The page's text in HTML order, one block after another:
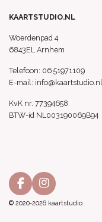
KAARTSTUDIO.NL
Woerdenpad 4
6843EL Arnhem
Telefoon: 06 51971109
E-mail: info@kaartstudio.nl
KvK nr. 77394658
BTW-id NL003190069B94
F
a
I
n
© 2020-2026 kaartstudio